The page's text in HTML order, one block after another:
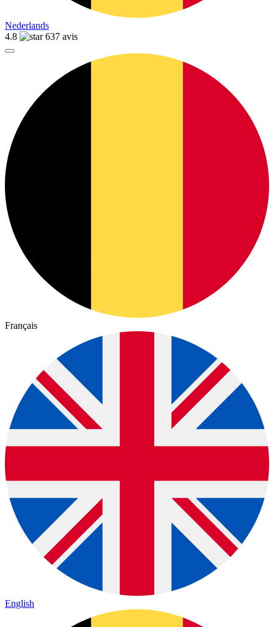
Nederlands
4.8
637 avis
Français
English